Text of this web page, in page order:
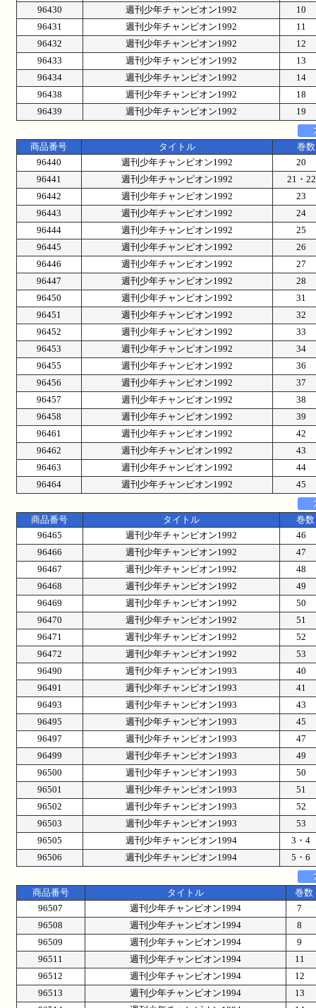
96430
週刊少年チャンピオン1992
10
96431
週刊少年チャンピオン1992
11
96432
週刊少年チャンピオン1992
12
96433
週刊少年チャンピオン1992
13
96434
週刊少年チャンピオン1992
14
96438
週刊少年チャンピオン1992
18
96439
週刊少年チャンピオン1992 19
商品番号 タイトル
巻数
96440
週刊少年チャンピオン1992
20
96441
週刊少年チャンピオン1992
21・
96442
週刊少年チャンピオン1992
23
96443
週刊少年チャンピオン1992
24
96444
週刊少年チャンピオン1992
25
96445
週刊少年チャンピオン1992
26
96446
週刊少年チャンピオン1992
27
96447
週刊少年チャンピオン1992
28
96450
週刊少年チャンピオン1992
31
96451
週刊少年チャンピオン1992
32
96452
週刊少年チャンピオン1992
33
96453
週刊少年チャンピオン1992
34
96455
週刊少年チャンピオン1992
36
96456
週刊少年チャンピオン1992
37
96457
週刊少年チャンピオン1992
38
96458
週刊少年チャンピオン1992
39
96461
週刊少年チャンピオン1992
42
96462
週刊少年チャンピオン1992
43
96463
週刊少年チャンピオン1992
44
96464
週刊少年チャンピオン1992 45
商品番号 タイトル
巻数
96465
週刊少年チャンピオン1992
46
96466
週刊少年チャンピオン1992
47
96467
週刊少年チャンピオン1992
48
96468
週刊少年チャンピオン1992
49
96469
週刊少年チャンピオン1992
50
96470
週刊少年チャンピオン1992
51
96471
週刊少年チャンピオン1992
52
96472
週刊少年チャンピオン1992
53
96490
週刊少年チャンピオン1993
40
96491
週刊少年チャンピオン1993
41
96493
週刊少年チャンピオン1993
43
96495
週刊少年チャンピオン1993
45
96497
週刊少年チャンピオン1993
47
96499
週刊少年チャンピオン1993
49
96500
週刊少年チャンピオン1993
50
96501
週刊少年チャンピオン1993
51
96502
週刊少年チャンピオン1993
52
96503
週刊少年チャンピオン1993
53
96505
週刊少年チャンピオン1994
3・
96506
週刊少年チャンピオン1994 5・
商品番号 タイトル
巻数
96507
週刊少年チャンピオン1994
7
96508
週刊少年チャンピオン1994
8
96509
週刊少年チャンピオン1994
9
96511
週刊少年チャンピオン1994
11
96512
週刊少年チャンピオン1994
12
96513
週刊少年チャンピオン1994
13